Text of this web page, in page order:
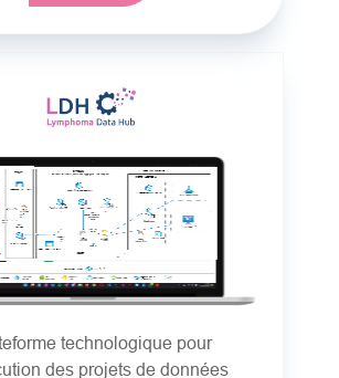
technologique pour
des projets de données